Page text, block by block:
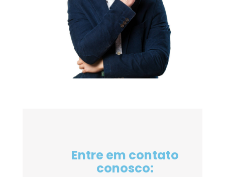
Entre em contato
conosco: